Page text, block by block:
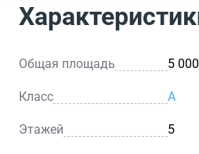
Общая площадь 5
Класс A
Этажей 5